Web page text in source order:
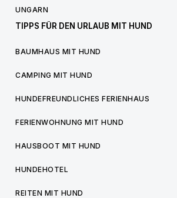
UNGARN
TIPPS FÜR DEN URLAUB MIT HUND
BAUMHAUS MIT HUND
CAMPING MIT HUND
HUNDEFREUNDLICHES FERIENHAUS
FERIENWOHNUNG MIT HUND
HAUSBOOT MIT HUND
HUNDEHOTEL
REITEN MIT HUND